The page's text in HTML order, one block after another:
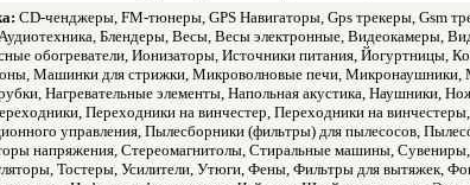
CD-ченджеры, FM-тюнеры, GPS Навигаторы, Gps трекеры, Gsm
Блендеры, Весы, Весы электронные, Видеокамеры,
обогреватели, Ионизаторы, Источники питания,
Машинки для стрижки, Микроволновые печи,
Нагревательные элементы, Напольная акустика, Наушники,
Переходники на винчестер, Переходники на
управления, Пылесборники (фильтры) для пылесосов,
напряжения, Стереомагнитолы, Стиральные машины,
Тостеры, Усилители, Утюги, Фены, Фильтры для